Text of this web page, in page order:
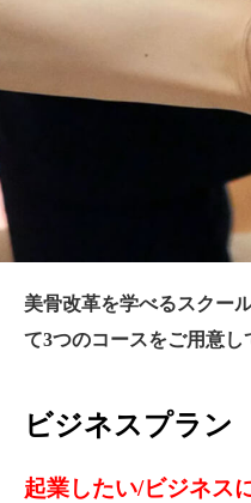
美骨改革を学べるスクー
て3つのコースをご用意し
ビジネスプラン
起業したい/ビジネス